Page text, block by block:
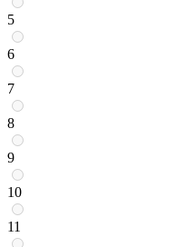
5
6
7
8
9
10
11